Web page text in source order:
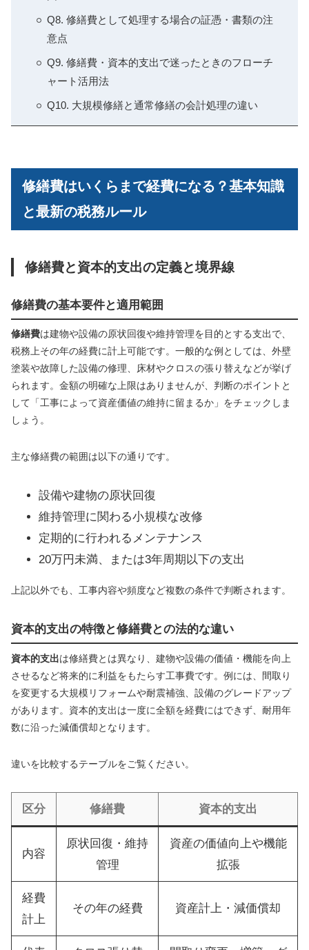
Q8. 修繕費として処理する場合の証憑・書類の注
意点
Q9. 修繕費・資本的支出で迷ったときのフローチ
ャート活用法
Q10. 大規模修繕と通常修繕の会計処理の違い
修繕費はいくらまで経費になる？基本知識
と最新の税務ルール
修繕費と資本的支出の定義と境界線
修繕費の基本要件と適用範囲
修繕費は建物や設備の原状回復や維持管理を目的とする支出で、
税務上その年の経費に計上可能です。一般的な例としては、外壁
塗装や故障した設備の修理、床材やクロスの張り替えなどが挙げ
られます。金額の明確な上限はありませんが、判断のポイントと
して「工事によって資産価値の維持に留まるか」をチェックしま
しょう。
主な修繕費の範囲は以下の通りです。
設備や建物の原状回復
維持管理に関わる小規模な改修
定期的に行われるメンテナンス
20万円未満、または3年周期以下の支出
上記以外でも、工事内容や頻度など複数の条件で判断されます。
資本的支出の特徴と修繕費との法的な違い
資本的支出は修繕費とは異なり、建物や設備の価値・機能を向上
させるなど将来的に利益をもたらす工事費です。例には、間取り
を変更する大規模リフォームや耐震補強、設備のグレードアップ
があります。資本的支出は一度に全額を経費にはできず、耐用年
数に沿った減価償却となります。
違いを比較するテーブルをご覧ください。
区分 修繕費 資本的支出
内容
原状回復・維持
管理
資産の価値向上や機能
拡張
経費
計上
その年の経費 資産計上・減価償却